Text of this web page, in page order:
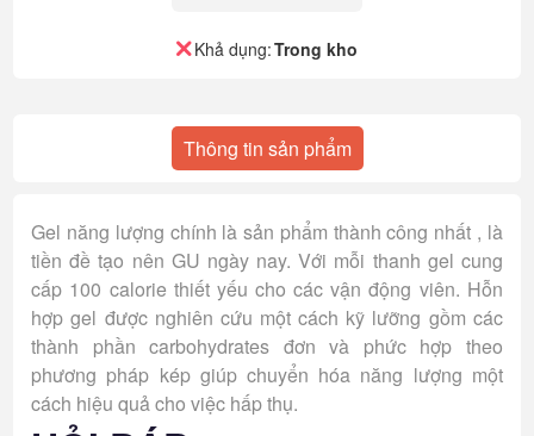
Khả dụng:Trong kho
Thông tin sản phẩm
Gel năng lượng chính là sản phẩm thành công nhất , là
tiền đề tạo nên GU ngày nay. Với mỗi thanh gel cung
cấp 100 calorie thiết yếu cho các vận động viên. Hỗn
hợp gel được nghiên cứu một cách kỹ lưỡng gồm các
thành phần carbohydrates đơn và phức hợp theo
phương pháp kép giúp chuyển hóa năng lượng một
cách hiệu quả cho việc hấp thụ.